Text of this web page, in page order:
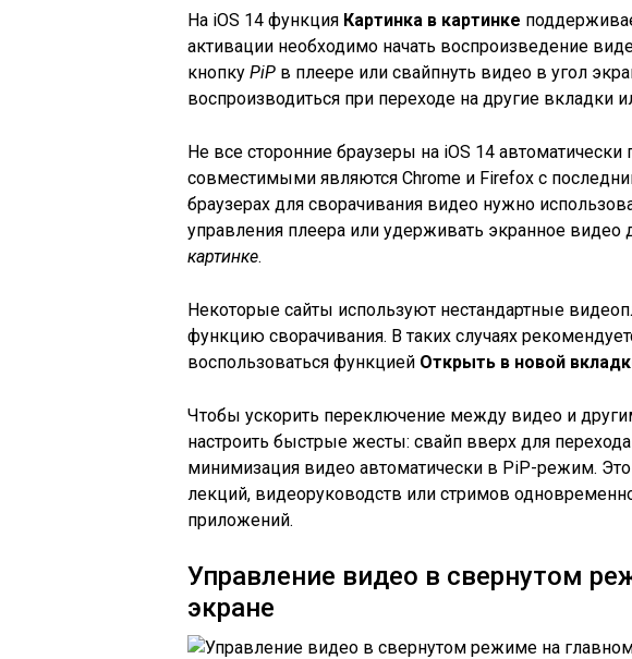
На iOS 14 функция Картинка в картинке
активации необходимо начать воспроизведение
кнопку PiP в плеере или свайпнуть видео в угол
воспроизводиться при переходе на другие вкладки
Не все сторонние браузеры на iOS 14
совместимыми являются Chrome и Firefox с
браузерах для сворачивания видео нужно
управления плеера или удерживать экранное видео
картинке.
Некоторые сайты используют нестандартные
функцию сворачивания. В таких случаях
воспользоваться функцией Открыть в новой
Чтобы ускорить переключение между видео и
настроить быстрые жесты: свайп вверх для
минимизация видео автоматически в PiP-режим.
лекций, видеоруководств или стримов
приложений.
Управление видео в свернутом
экране